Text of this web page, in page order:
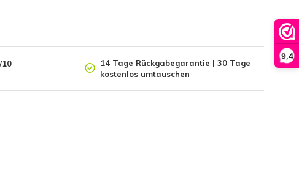
9,4
10
14 Tage Rückgabegarantie | 30 Tage
kostenlos umtauschen